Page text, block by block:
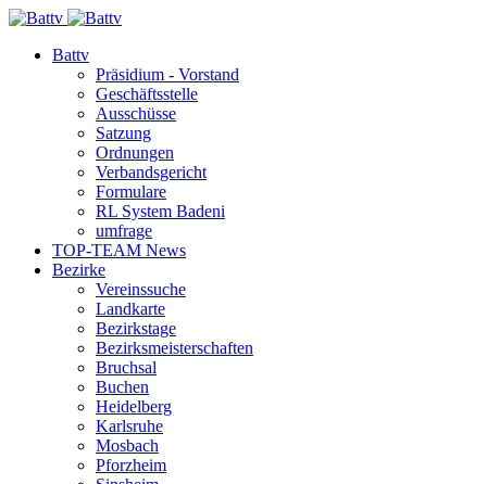
Battv
Präsidium - Vorstand
Geschäftsstelle
Ausschüsse
Satzung
Ordnungen
Verbandsgericht
Formulare
RL System Badeni
umfrage
TOP-TEAM News
Bezirke
Vereinssuche
Landkarte
Bezirkstage
Bezirksmeisterschaften
Bruchsal
Buchen
Heidelberg
Karlsruhe
Mosbach
Pforzheim